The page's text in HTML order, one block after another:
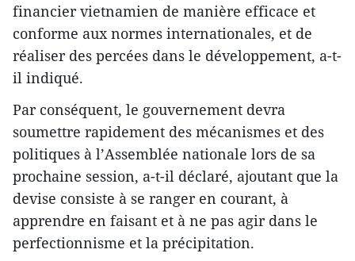
financier vietnamien de manière efficace et
conforme aux normes internationales, et de
réaliser des percées dans le développement, a-t-
il indiqué.
Par conséquent, le gouvernement devra
soumettre rapidement des mécanismes et des
politiques à l’Assemblée nationale lors de sa
prochaine session, a-t-il déclaré, ajoutant que la
devise consiste à se ranger en courant, à
apprendre en faisant et à ne pas agir dans le
perfectionnisme et la précipitation.